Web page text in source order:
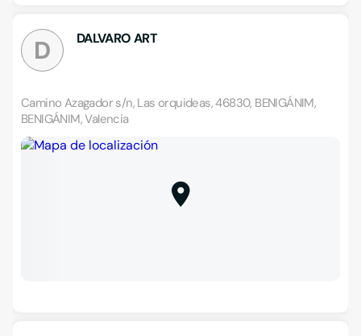
D DALVARO ART
Camino Azagador s/n, Las orquideas, 46830, BENIGÁNIM,
BENIGÁNIM, Valencia